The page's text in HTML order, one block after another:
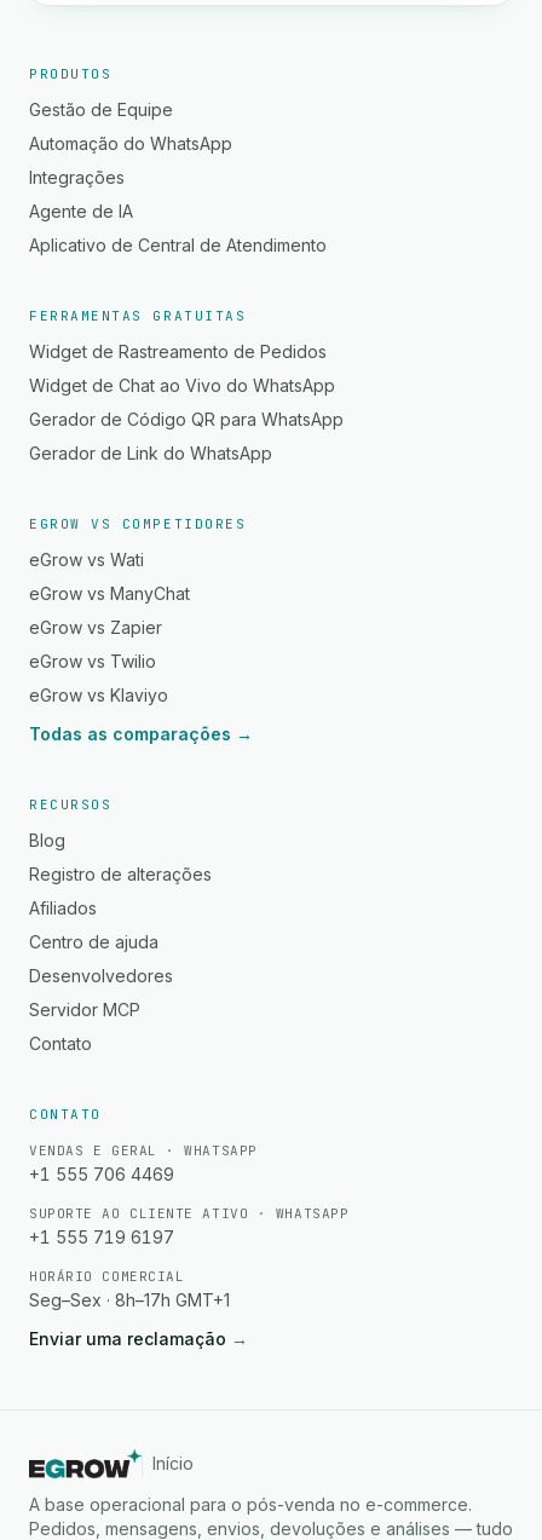
PRODUTOS
Gestão de Equipe
Automação do WhatsApp
Integrações
Agente de IA
Aplicativo de Central de Atendimento
FERRAMENTAS GRATUITAS
Widget de Rastreamento de Pedidos
Widget de Chat ao Vivo do WhatsApp
Gerador de Código QR para WhatsApp
Gerador de Link do WhatsApp
EGROW VS COMPETIDORES
eGrow vs Wati
eGrow vs ManyChat
eGrow vs Zapier
eGrow vs Twilio
eGrow vs Klaviyo
Todas as comparações →
RECURSOS
Blog
Registro de alterações
Afiliados
Centro de ajuda
Desenvolvedores
Servidor MCP
Contato
CONTATO
VENDAS E GERAL · WHATSAPP
+1 555 706 4469
SUPORTE AO CLIENTE ATIVO · WHATSAPP
+1 555 719 6197
HORÁRIO COMERCIAL
Seg–Sex · 8h–17h GMT+1
Enviar uma reclamação →
Início
A base operacional para o pós-venda no e-commerce.
Pedidos, mensagens, envios, devoluções e análises — tudo